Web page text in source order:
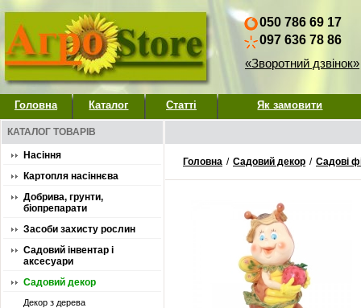
050 786 69 17
097 636 78 86
«Зворотний дзвінок»
Головна Каталог Статті Як замовити
КАТАЛОГ ТОВАРІВ
Насіння
Картопля насіннєва
Добрива, грунти,
біопрепарати
Засоби захисту рослин
Садовий інвентар і
аксесуари
Садовий декор
Декор з дерева
Головна / Садовий декор / Садові